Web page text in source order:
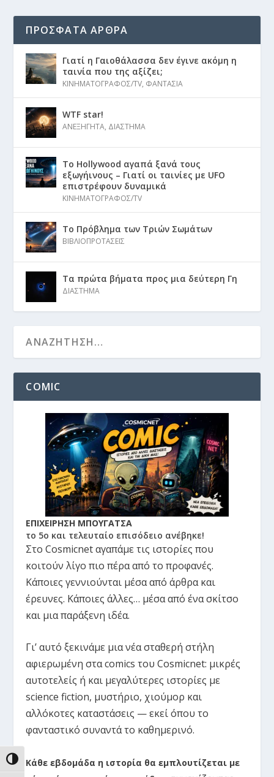
ΕΝΑΛΛΑΓΉ ΥΨΗΛΉΣ ΑΝΤΊΘΕΣΗΣ
ΠΡΟΣΦΑΤΑ ΑΡΘΡΑ
Γιατί η Γαιοθάλασσα δεν έγινε ακόμη η
ταινία που της αξίζει;
ΚΙΝΗΜΑΤΟΓΡΑΦΟΣ/TV, ΦΑΝΤΑΣΙΑ
WTF star!
ΑΝΕΞΗΓΗΤΑ, ΔΙΑΣΤΗΜΑ
Το Hollywood αγαπά ξανά τους
εξωγήινους – Γιατί οι ταινίες με UFO
επιστρέφουν δυναμικά
ΚΙΝΗΜΑΤΟΓΡΑΦΟΣ/TV
Το Πρόβλημα των Τριών Σωμάτων
ΒΙΒΛΙΟΠΡΟΤΑΣΕΙΣ
Τα πρώτα βήματα προς μια δεύτερη Γη
ΔΙΑΣΤΗΜΑ
COMIC
ΕΠΙΧΕΙΡΗΣΗ ΜΠΟΥΓΑΤΣΑ
το 5ο και τελευταίο επισόδειο ανέβηκε!
Στο Cosmicnet αγαπάμε τις ιστορίες που
κοιτούν λίγο πιο πέρα από το προφανές.
Κάποιες γεννιούνται μέσα από άρθρα και
έρευνες. Κάποιες άλλες… μέσα από ένα σκίτσο
και μια παράξενη ιδέα.
Γι’ αυτό ξεκινάμε μια νέα σταθερή στήλη
αφιερωμένη στα comics του Cosmicnet: μικρές
αυτοτελείς ή και μεγαλύτερες ιστορίες με
science fiction, μυστήριο, χιούμορ και
αλλόκοτες καταστάσεις — εκεί όπου το
φανταστικό συναντά το καθημερινό.
Κάθε εβδομάδα η ιστορία θα εμπλουτίζεται με